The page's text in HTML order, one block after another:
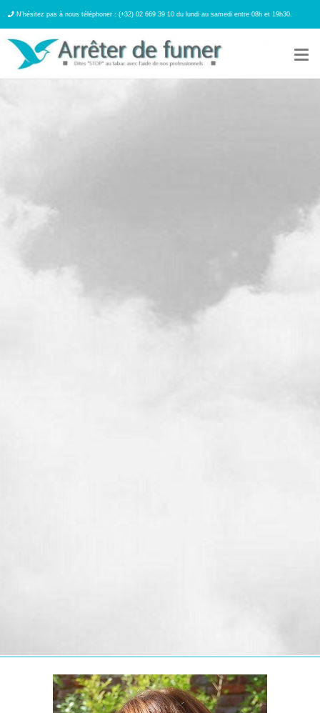
N’hésitez pas à nous téléphoner : (+32) 02 669 39 10 du lundi au samedi entre 08h et 19h30.